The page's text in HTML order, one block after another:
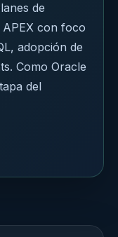
de
con foco
adopción de
Como Oracle
del